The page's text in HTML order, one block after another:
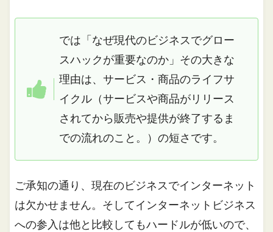
では「なぜ現代のビジネスでグロー
スハックが重要なのか」その大きな
理由は、サービス・商品のライフサ
イクル（サービスや商品がリリース
されてから販売や提供が終了するま
での流れのこと。）の短さです。
ご承知の通り、現在のビジネスでインターネット
は欠かせません。そしてインターネットビジネス
への参入は他と比較してもハードルが低いので、